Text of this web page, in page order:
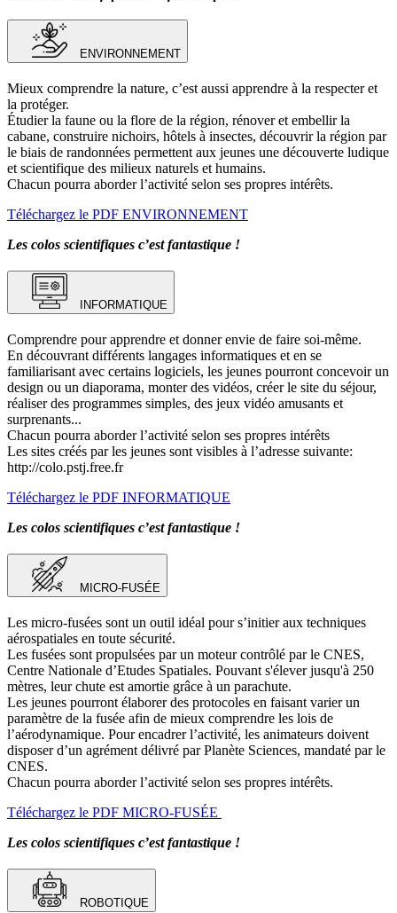
ENVIRONNEMENT
Mieux comprendre la nature, c’est aussi apprendre à la respecter et
la protéger.
Étudier la faune ou la flore de la région, rénover et embellir la
cabane, construire nichoirs, hôtels à insectes, découvrir la région par
le biais de randonnées permettent aux jeunes une découverte ludique
et scientifique des milieux naturels et humains.
Chacun pourra aborder l’activité selon ses propres intérêts.
Téléchargez le PDF ENVIRONNEMENT
Les colos scientifiques c’est fantastique !
INFORMATIQUE
Comprendre pour apprendre et donner envie de faire soi-même.
En découvrant différents langages informatiques et en se
familiarisant avec certains logiciels, les jeunes pourront concevoir un
design ou un diaporama, monter des vidéos, créer le site du séjour,
réaliser des programmes simples, des jeux vidéo amusants et
surprenants...
Chacun pourra aborder l’activité selon ses propres intérêts
Les sites créés par les jeunes sont visibles à l’adresse suivante:
http://colo.pstj.free.fr
Téléchargez le PDF INFORMATIQUE
Les colos scientifiques c’est fantastique !
MICRO-FUSÉE
Les micro-fusées sont un outil idéal pour s’initier aux techniques
aérospatiales en toute sécurité.
Les fusées sont propulsées par un moteur contrôlé par le CNES,
Centre Nationale d’Etudes Spatiales. Pouvant s'élever jusqu'à 250
mètres, leur chute est amortie grâce à un parachute.
Les jeunes pourront élaborer des protocoles en faisant varier un
paramètre de la fusée afin de mieux comprendre les lois de
l’aérodynamique. Pour encadrer l’activité, les animateurs doivent
disposer d’un agrément délivré par Planète Sciences, mandaté par le
CNES.
Chacun pourra aborder l’activité selon ses propres intérêts.
Téléchargez le PDF MICRO-FUSÉE
Les colos scientifiques c’est fantastique !
ROBOTIQUE